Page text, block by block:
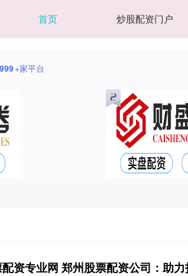
首页 炒股配资门户
999+家平台
资专业网 郑州股票配资公司：助